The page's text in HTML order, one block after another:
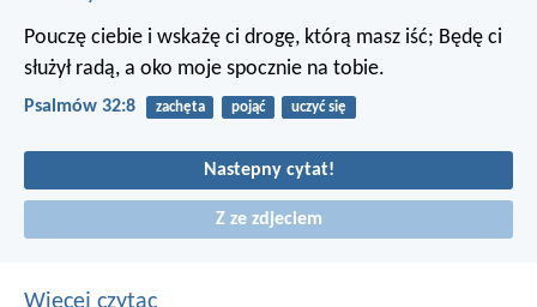
Pouczę ciebie i wskażę ci drogę, którą masz iść; Będę ci
służył radą, a oko moje spocznie na tobie.
Psalmów 32:8 zachęta pojąć uczyć się
Nastepny cytat!
Z ze zdjeciem